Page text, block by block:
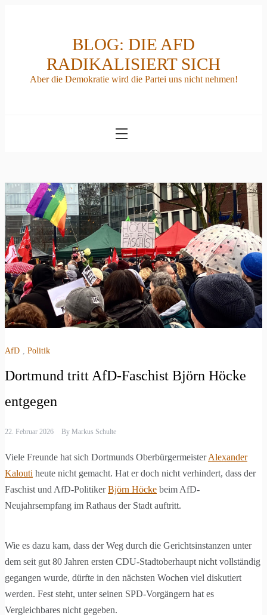
BLOG: DIE AFD
RADIKALISIERT SICH
Aber die Demokratie wird die Partei uns nicht nehmen!
AfD Politik
Dortmund tritt AfD-Faschist Björn Höcke
entgegen
22. Februar 2026 By Markus Schulte
Viele Freunde hat sich Dortmunds OberbürgermeisterAlexander
Kalouti heute nicht gemacht. Hat er doch nicht verhindert, dass der
Faschist und AfD-PolitikerBjörn Höcke beim AfD-
Neujahrsempfang im Rathaus der Stadt auftritt.
Wie es dazu kam, dass der Weg durch die Gerichtsinstanzen unter
dem seit gut 80 Jahren ersten CDU-Stadtoberhaupt nicht vollständig
gegangen wurde, dürfte in den nächsten Wochen viel diskutiert
werden. Fest steht, unter seinen SPD-Vorgängern hat es
Vergleichbares nicht gegeben.